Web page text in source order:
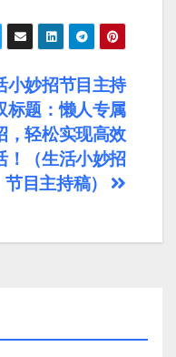
小妙招节目主持
标题：懒人专属
，轻松实现高效
！（生活小妙招
节目主持稿）